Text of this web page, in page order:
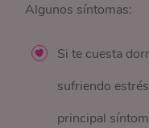
Algunos síntomas:
Si te cuesta
sufriendo
principal